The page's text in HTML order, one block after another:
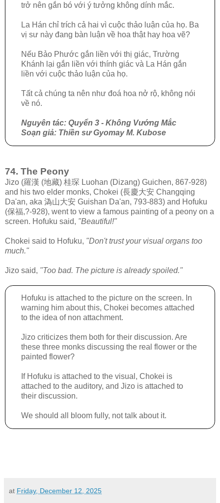
trở nên gắn bó với ý tưởng không dính mắc.
La Hán chỉ trích cả hai vì cuộc thảo luận của họ. Ba
vị sư này đang bàn luận về hoa thật hay hoa vẽ?
Nếu Bảo Phước gắn liền với thị giác, Trường
Khánh lại gắn liền với thính giác và La Hán gắn
liền với cuộc thảo luận của họ.
Tất cả chúng ta nên như đoá hoa nở rộ, không nói
về nó.
Nguyên tác: Quyển 3 - Không Vướng Mắc
Soạn giả: Thiền sư Gyomay M. Kubose
74. The Peony
Jizo (羅漢 (地藏) 桂琛 Luohan (Dizang) Guichen, 867-928)
and his two elder monks, Chokei (長慶大安 Changqing
Da'an, aka 溈山大安 Guishan Da'an, 793-883) and Hofuku
(保福,?-928), went to view a famous painting of a peony on a
screen. Hofuku said, "Beautiful!"
Chokei said to Hofuku, "Don't trust your visual organs too
much."
Jizo said, "Too bad. The picture is already spoiled."
Hofuku is attached to the picture on the screen. In
warning him about this, Chokei becomes attached
to the idea of non attachment.
Jizo criticizes them both for their discussion. Are
these three monks discussing the real flower or the
painted flower?
If Hofuku is attached to the visual, Chokei is
attached to the auditory, and Jizo is attached to
their discussion.
We should all bloom fully, not talk about it.
at Friday, December 12, 2025